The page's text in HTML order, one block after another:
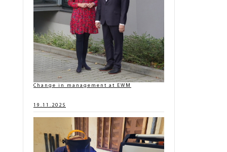
Change in management at EWM
19.11.2025